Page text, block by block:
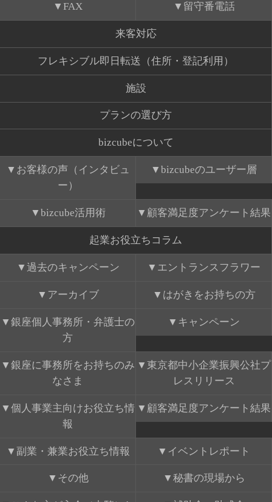
FAX 留守番電話
来客対応
フレキシブル即日転送（住所・登記利用）
施設
プランの選び方
bizcubeについて
お客様の声（インタビュ
ー）
bizcubeのユーザー層
bizcube活用術 顧客満足度アンケート結果
起業お役立ちコラム
過去のキャンペーン エントランスフラワー
アーカイブ はがきをお持ちの方
銀座個人事務所・弁護士の
方
キャンペーン
銀座に事務所をお持ちのみ
なさま
東京都中小企業振興公社プ
レスリリース
個人事業主向けお役立ち情
報
顧客満足度アンケート結果
副業・兼業お役立ち情報 イベントレポート
その他 秘書の現場から